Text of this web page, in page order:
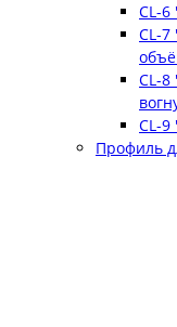
CL-
CL-
CL-
CL-9
Профиль